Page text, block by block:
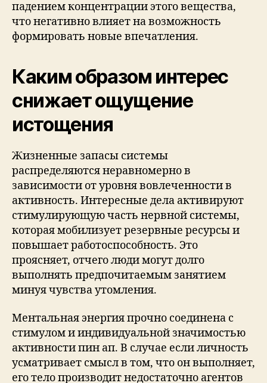
падением концентрации этого вещества,
что негативно влияет на возможность
формировать новые впечатления.
Каким образом интерес
снижает ощущение
истощения
Жизненные запасы системы
распределяются неравномерно в
зависимости от уровня вовлеченности в
активность. Интересные дела активируют
стимулирующую часть нервной системы,
которая мобилизует резервные ресурсы и
повышает работоспособность. Это
проясняет, отчего люди могут долго
выполнять предпочитаемым занятием
минуя чувства утомления.
Ментальная энергия прочно соединена с
стимулом и индивидуальной значимостью
активности пин ап. В случае если личность
усматривает смысл в том, что он выполняет,
его тело производит недостаточно агентов